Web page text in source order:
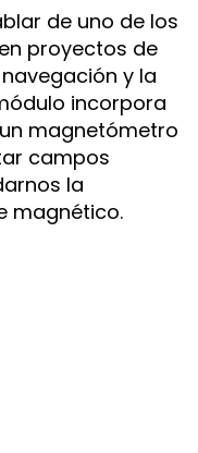
de uno de los
proyectos de
y la
incorpora
magnetómetro
campos
la
magnético.